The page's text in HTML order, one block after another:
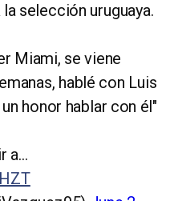
selección uruguaya.
Miami, se viene
hablé con Luis
honor hablar con él"
a…